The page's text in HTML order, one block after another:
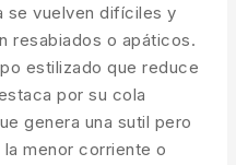
se vuelven difíciles y
resabiados o apáticos.
estilizado que reduce
por su cola
genera una sutil pero
menor corriente o